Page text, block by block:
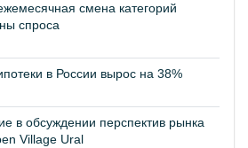
смена категорий
спроса
в России вырос на 38%
в обсуждении перспектив рынка
Village Ural